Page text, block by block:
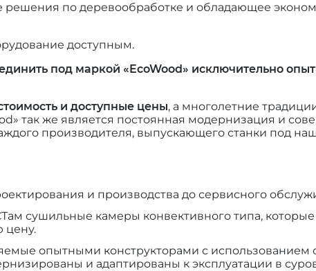
решения по деревообработке и обладающее
доступным.
под маркой «EcoWood» исключительно
и доступные цены, а многолетние
так же является постоянная модернизация и
производителя, выпускающего станки под
и производства до сервисного
сушильные камеры конвективного типа,
цену.
опытными конструкторами с использованием
и адаптированы к эксплуатации в